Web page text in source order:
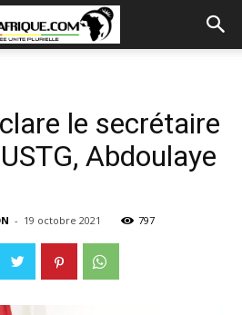
le secrétaire
Abdoulaye
- 19 octobre 2021 797